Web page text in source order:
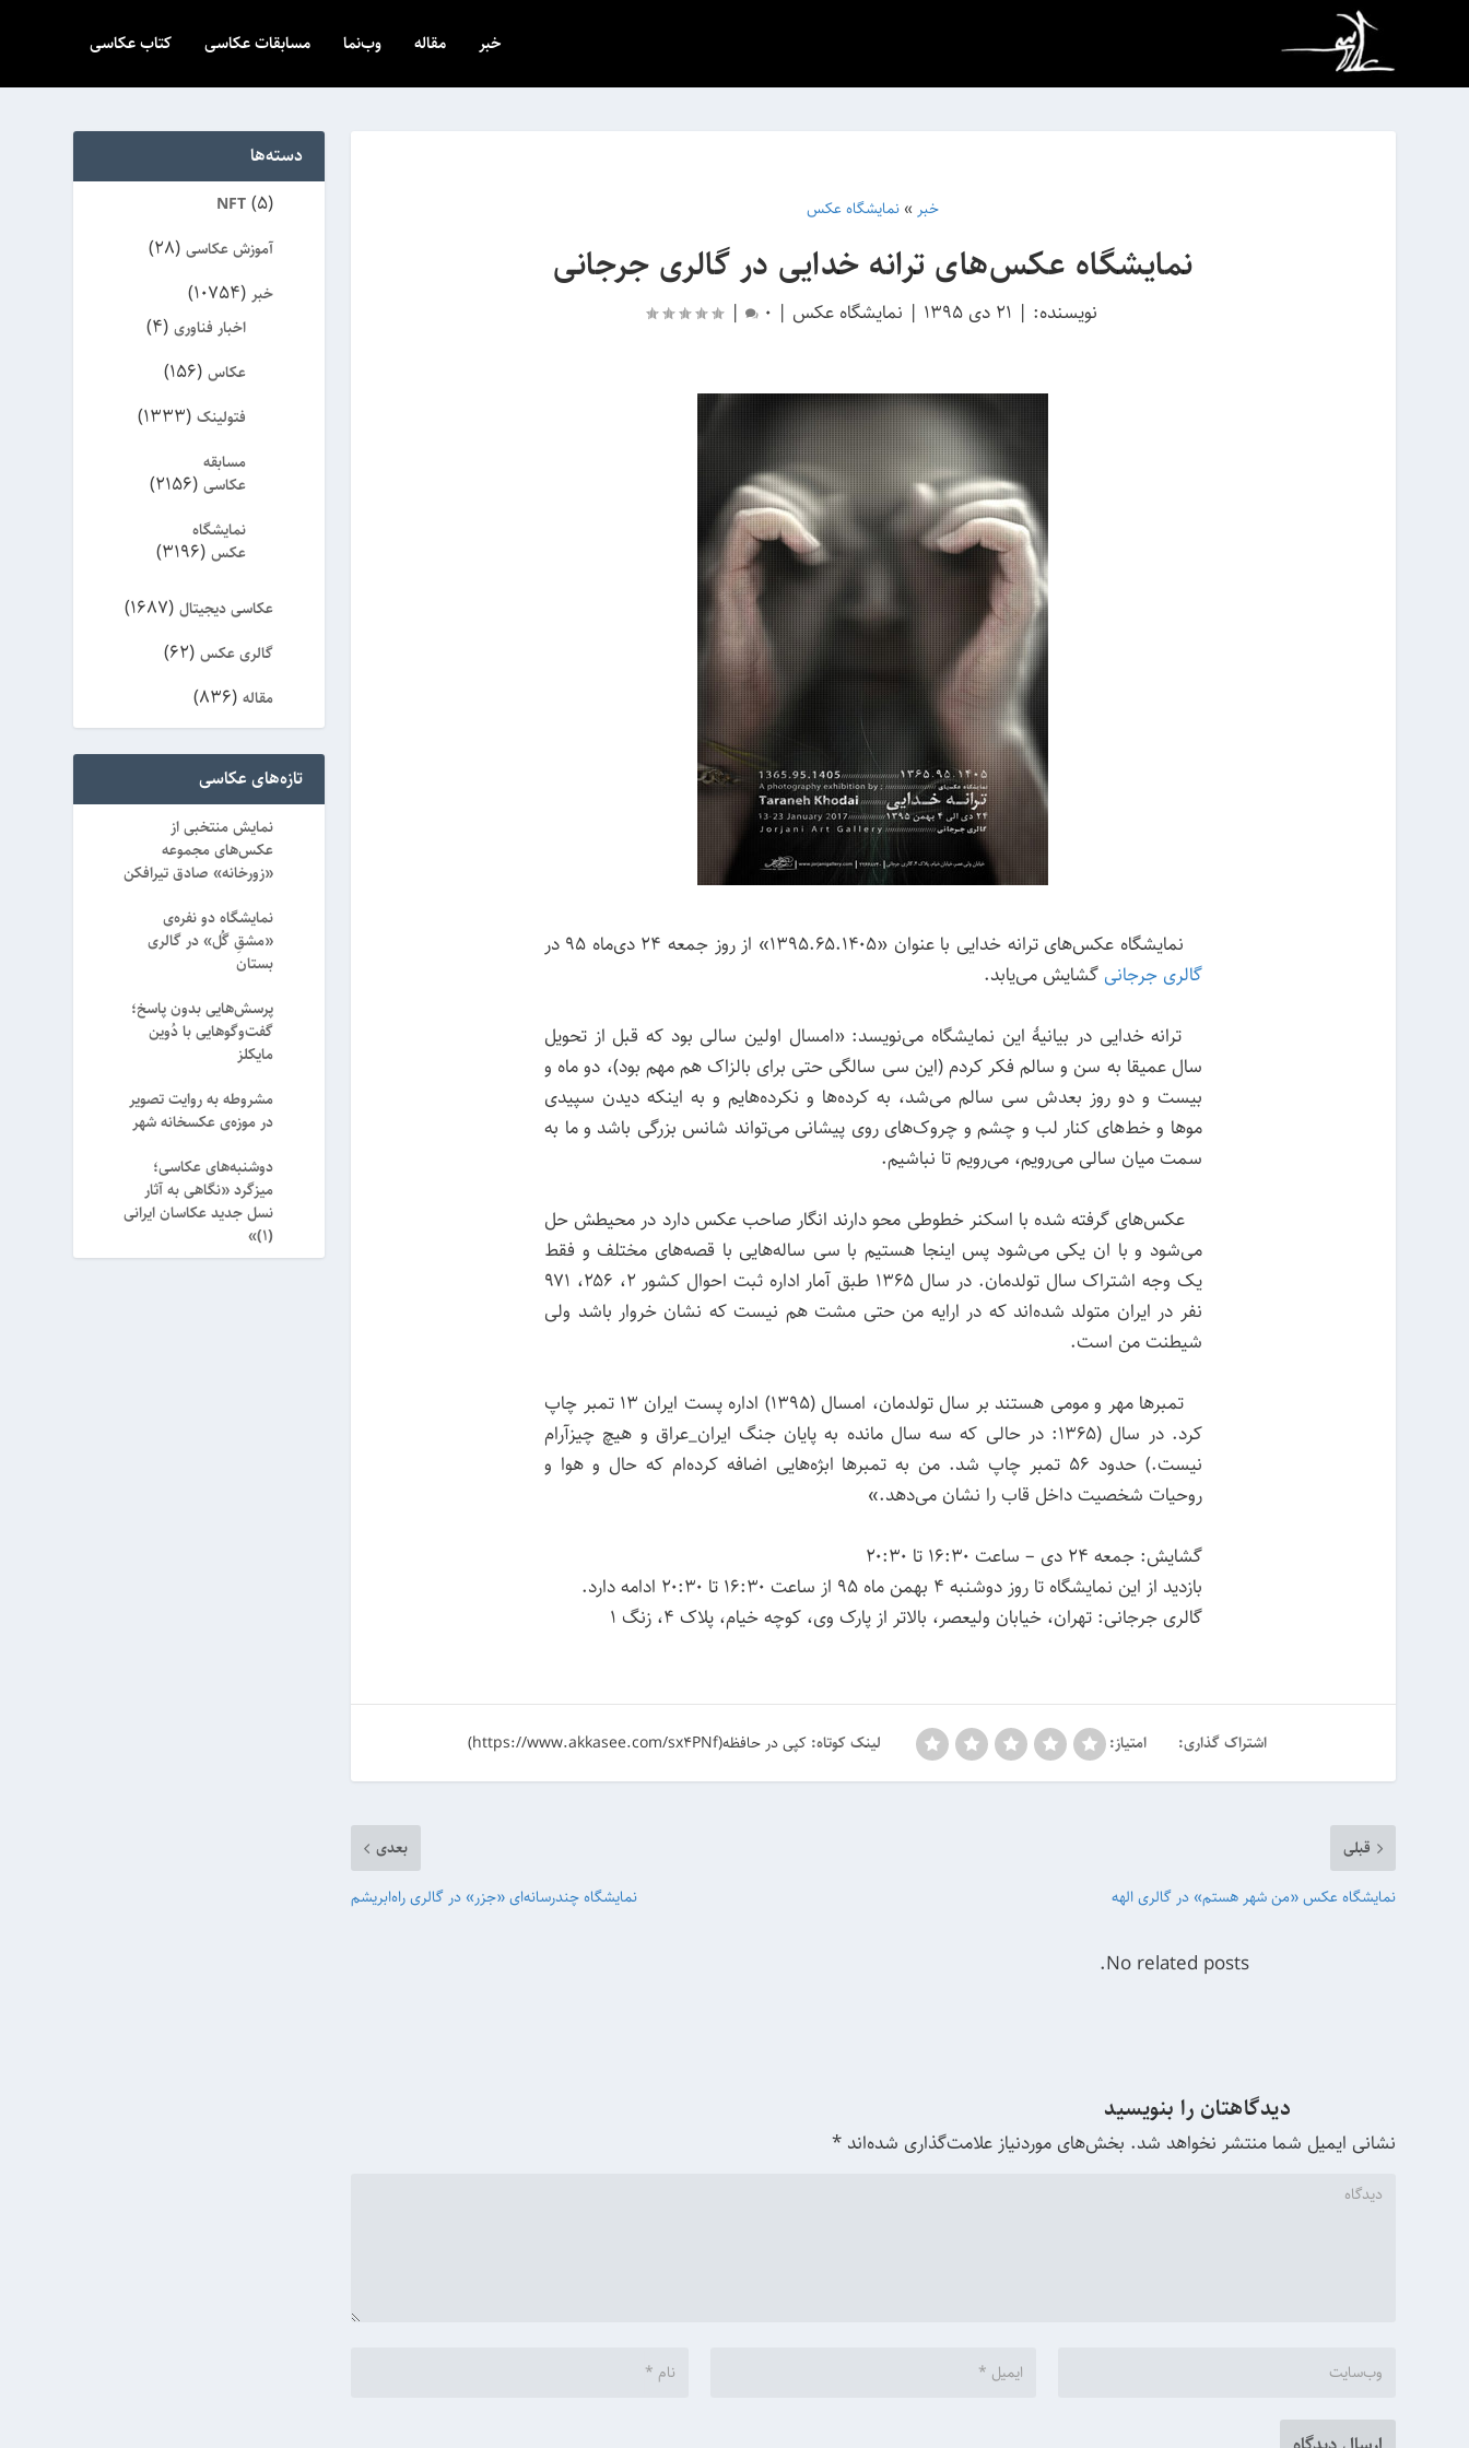
خبر مقاله وب‌نما مسابقات عکاسی کتاب عکاسی
خبر » نمایشگاه عکس
نمایشگاه عکس‌های ترانه خدایی در گالری جرجانی
نویسنده: | 21 دی 1395 | نمایشگاه عکس |
0
|
نمایشگاه عکس‌های ترانه خدایی با عنوان «۱۳۹۵.۶۵.۱۴۰۵» از روز جمعه ۲۴ دی‌ماه ۹۵ در
گالری جرجانی گشایش می‌یابد.
ترانه خدایی در بیانیهٔ این نمایشگاه می‌نویسد: «امسال اولین سالی بود که قبل از تحویل
سال عمیقا به سن و سالم فکر کردم (این سی سالگی حتی برای بالزاک هم مهم بود)، دو ماه و
بیست و دو روز بعدش سی سالم می‌شد، به کرده‌ها و نکرده‌هایم و به اینکه دیدن سپیدی
مو‌ها و خط‌های کنار لب و چشم و چروک‌های روی پیشانی می‌تواند شانس بزرگی باشد و ما به
سمت میان سالی می‌رویم، می‌رویم تا نباشیم.
عکس‌های گرفته شده با اسکنر خطوطی محو دارند انگار صاحب عکس دارد در محیطش حل
می‌شود و با ان یکی می‌شود پس اینجا هستیم با سی ساله‌هایی با قصه‌های مختلف و فقط
یک وجه اشتراک سال تولدمان. در سال ۱۳۶۵ طبق آمار اداره ثبت احوال کشور ۲، ۲۵۶، ۹۷۱
نفر در ایران متولد شده‌اند که در ارایه من حتی مشت هم نیست که نشان خروار باشد ولی
شیطنت من است.
تمبر‌ها مهر و مومی هستند بر سال تولدمان، امسال (۱۳۹۵) اداره پست ایران ۱۳ تمبر چاپ
کرد. در سال (۱۳۶۵: در حالی که سه سال مانده به پایان جنگ ایران_عراق و هیچ چیزآرام
نیست.) حدود ۵۶ تمبر چاپ شد. من به تمبر‌ها ابژه‌هایی اضافه کرده‌ام که حال و هوا و
روحیات شخصیت داخل قاب را نشان می‌دهد.»
گشایش: جمعه ۲۴ دی – ساعت ۱۶:۳۰ تا ۲۰:۳۰
بازدید از این نمایشگاه تا روز دوشنبه ۴ بهمن ماه ۹۵ از ساعت ۱۶:۳۰ تا ۲۰:۳۰ ادامه دارد.
گالری جرجانی: تهران، خیابان ولیعصر، بالا‌تر از پارک وی، کوچه خیام، پلاک ۴، زنگ ۱
اشتراک گذاری: امتیاز: لینک کوتاه: کپی در حافظه(https://www.akkasee.com/sx4PNf)
قبلی
نمایشگاه عکس «من شهر هستم» در گالری الهه
بعدی
نمایشگاه چندرسانه‌ای «جزر» در گالری راه‌ابریشم
No related posts.
دیدگاهتان را بنویسید
نشانی ایمیل شما منتشر نخواهد شد. بخش‌های موردنیاز علامت‌گذاری شده‌اند*
دسته‌ها
NFT (5)
آموزش عکاسی(28)
خبر (10754)
اخبار فناوری(4)
عکاس(156)
فتولینک(1333)
مسابقه
عکاسی(2156)
نمایشگاه
عکس(3196)
عکاسی دیجیتال(1687)
گالری عکس(62)
مقاله(836)
تازه‌های عکاسی
نمایش منتخبی از
عکس‌های مجموعه
«زورخانه» صادق تیرافکن
نمایشگاه دو نفره‌ی
«مشقِ گُل» در گالری
بستان
پرسش‌هایی بدون پاسخ؛
گفت‌وگوهایی با دُوین
مایکلز
مشروطه به روایت تصویر
در موزه‌ی عکسخانه شهر
دوشنبه‌های عکاسی؛
میزگرد «نگاهی به آثار
نسل جدید عکاسان ایرانی
(۱)»